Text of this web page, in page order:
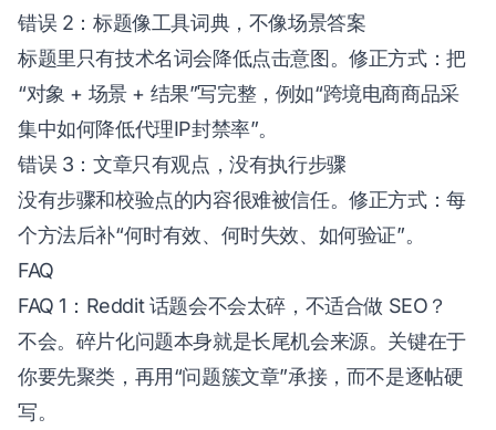
错误 2：标题像工具词典，不像场景答案
标题里只有技术名词会降低点击意图。修正方式：把
“对象 + 场景 + 结果”写完整，例如“跨境电商商品采
集中如何降低代理IP封禁率”。
错误 3：文章只有观点，没有执行步骤
没有步骤和校验点的内容很难被信任。修正方式：每
个方法后补“何时有效、何时失效、如何验证”。
FAQ
FAQ 1：Reddit 话题会不会太碎，不适合做 SEO？
不会。碎片化问题本身就是长尾机会来源。关键在于
你要先聚类，再用“问题簇文章”承接，而不是逐帖硬
写。